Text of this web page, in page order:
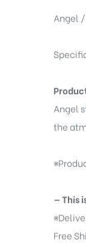
Angel
Angel
the
※
— This
※
Free